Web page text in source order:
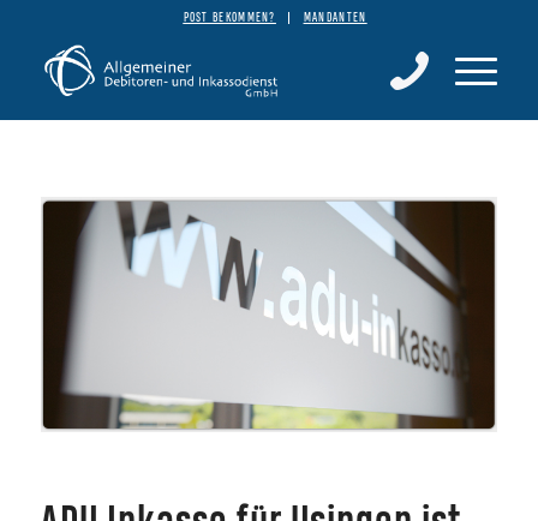
POST BEKOMMEN? MANDANTEN